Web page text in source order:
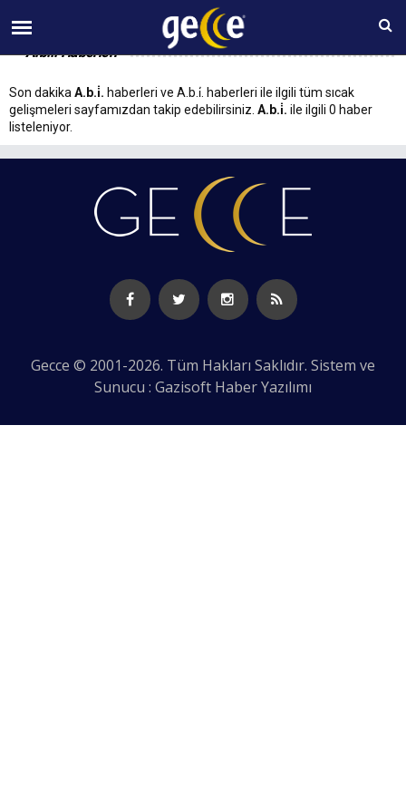
09 AĞUSTOS Pazar 11:50
A.b.i̇. Haberleri
Son dakika A.b.i̇. haberleri ve A.b.i̇. haberleri ile ilgili tüm sıcak
gelişmeleri sayfamızdan takip edebilirsiniz. A.b.i̇. ile ilgili 0 haber
listeleniyor.
Gecce © 2001-2026. Tüm Hakları Saklıdır. Sistem ve
Sunucu : Gazisoft Haber Yazılımı